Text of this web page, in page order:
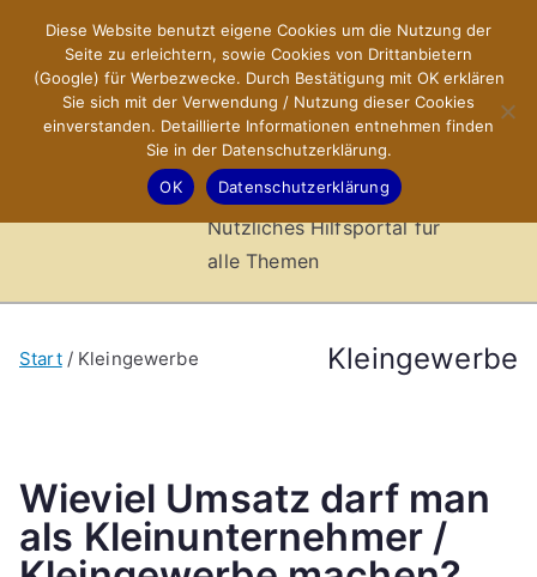
springen
X-Sites.de
–
Hilfsportal
Nützliches Hilfsportal für
alle Themen
Kleingewerbe
Start Kleingewerbe
Wieviel Umsatz darf man
als Kleinunternehmer /
Diese Website benutzt eigene Cookies um die Nutzung der
Seite zu erleichtern, sowie Cookies von Drittanbietern
(Google) für Werbezwecke. Durch Bestätigung mit OK erklären
Sie sich mit der Verwendung / Nutzung dieser Cookies
einverstanden. Detaillierte Informationen entnehmen finden
Sie in der Datenschutzerklärung.
OK
Datenschutzerklärung